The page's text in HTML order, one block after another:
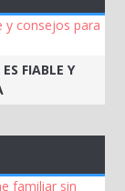
FIABLE Y